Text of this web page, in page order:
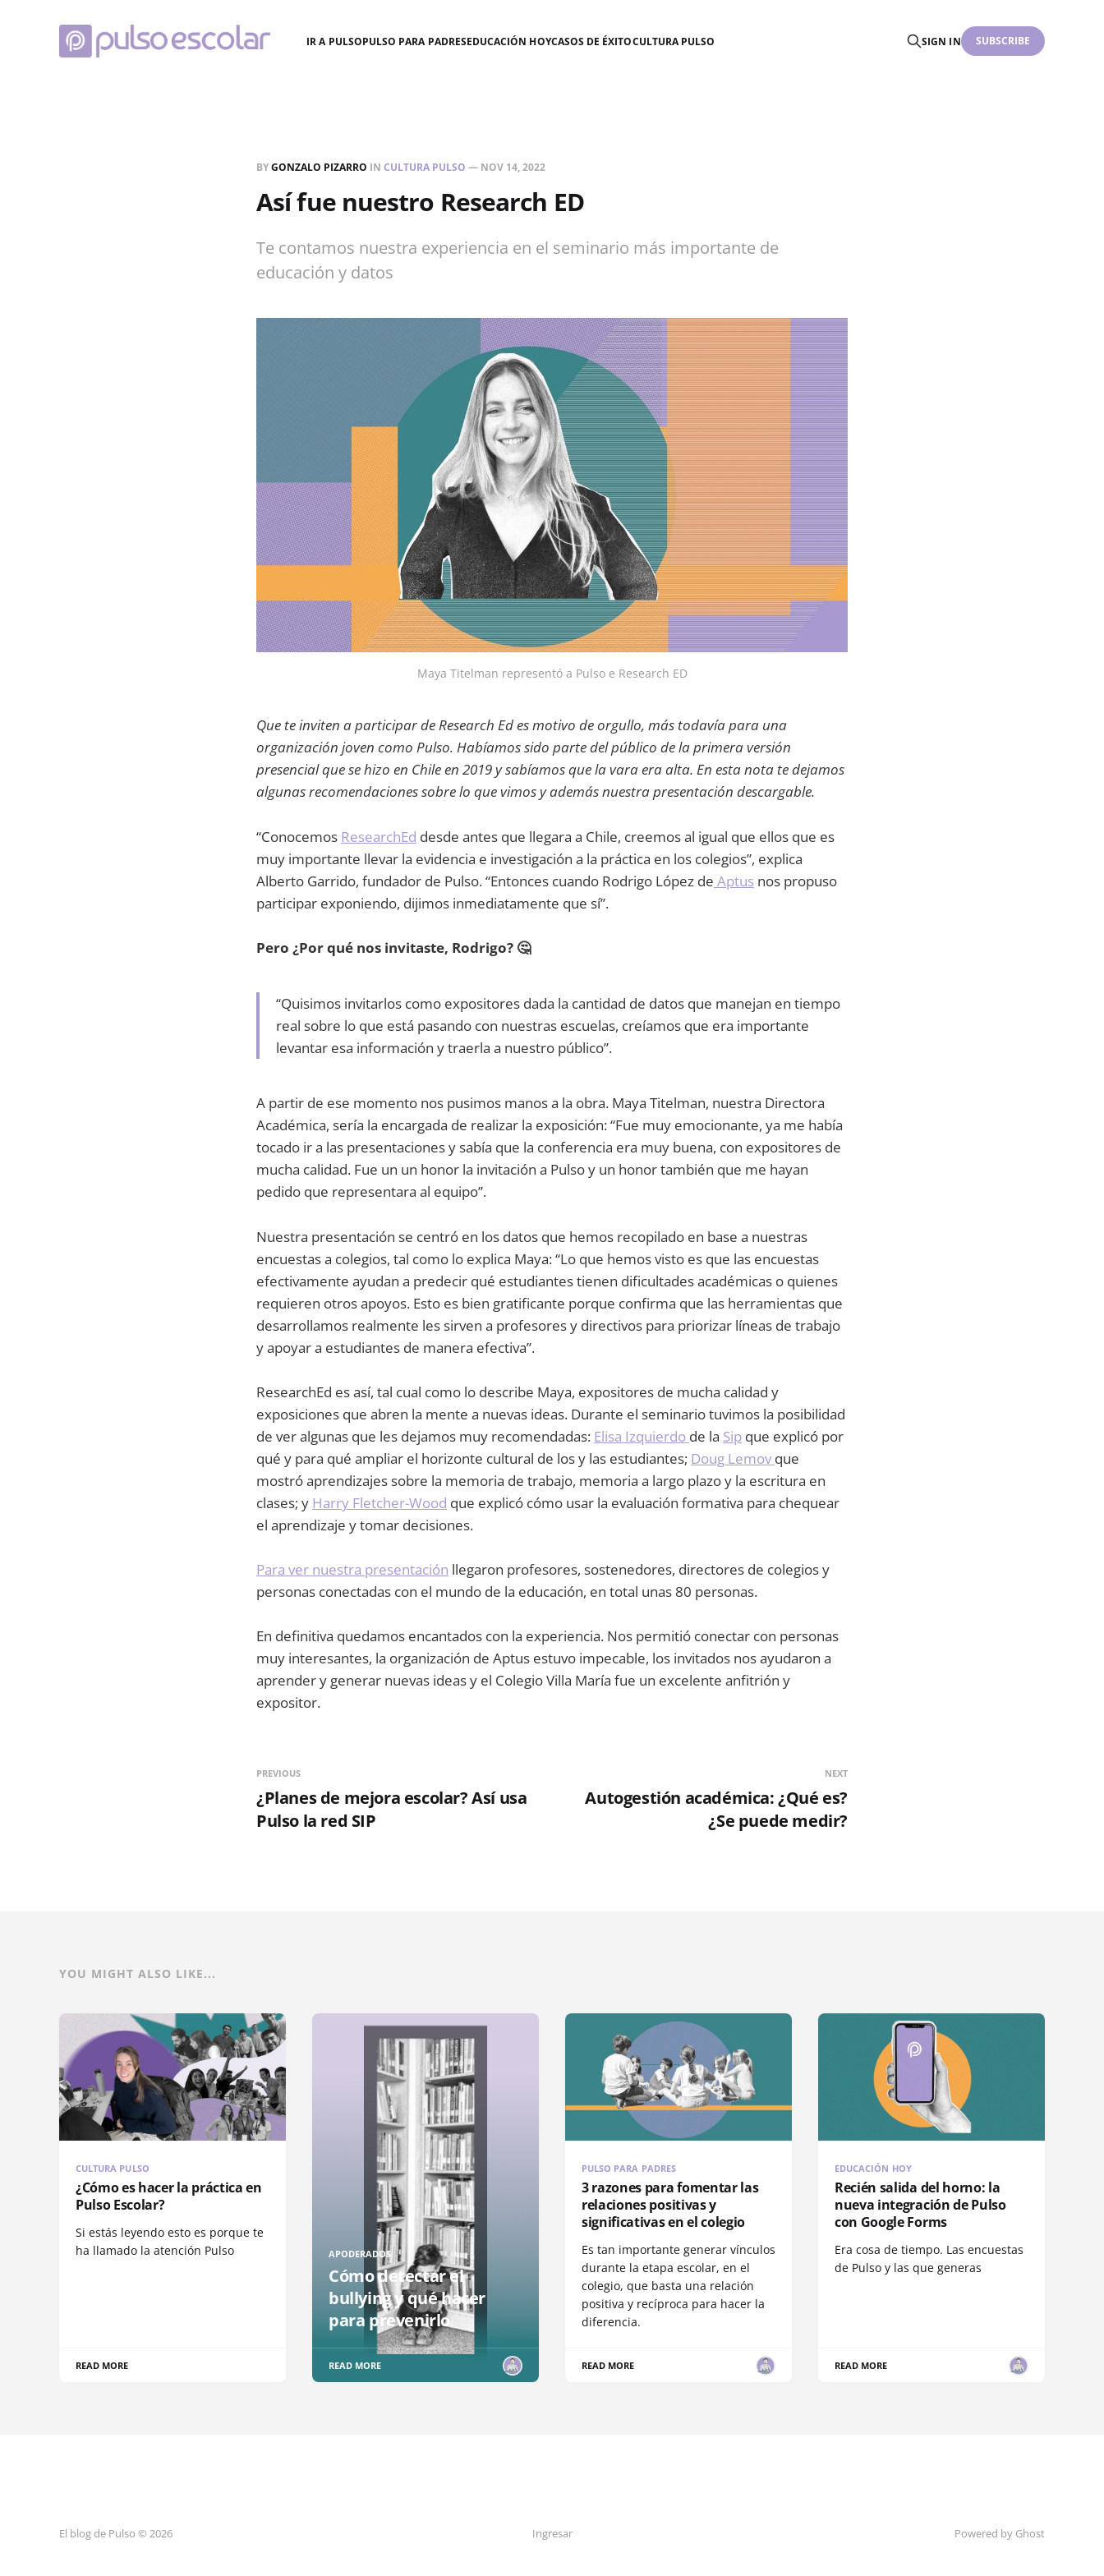
IR A PULSOPULSO PARA PADRESEDUCACIÓN HOYCASOS DE ÉXITOCULTURA PULSO SIGN IN SUBSCRIBE
BYGONZALO PIZARRO IN CULTURA PULSO — NOV 14, 2022
Así fue nuestro Research ED
Te contamos nuestra experiencia en el seminario más importante de
educación y datos
Maya Titelman representó a Pulso e Research ED
Que te inviten a participar de Research Ed es motivo de orgullo, más todavía para una
organización joven como Pulso. Habíamos sido parte del público de la primera versión
presencial que se hizo en Chile en 2019 y sabíamos que la vara era alta. En esta nota te dejamos
algunas recomendaciones sobre lo que vimos y además nuestra presentación descargable.
“Conocemos ResearchEd desde antes que llegara a Chile, creemos al igual que ellos que es
muy importante llevar la evidencia e investigación a la práctica en los colegios”, explica
Alberto Garrido, fundador de Pulso. “Entonces cuando Rodrigo López de Aptus nos propuso
participar exponiendo, dijimos inmediatamente que sí”.
Pero ¿Por qué nos invitaste, Rodrigo? 🤔
“Quisimos invitarlos como expositores dada la cantidad de datos que manejan en tiempo
real sobre lo que está pasando con nuestras escuelas, creíamos que era importante
levantar esa información y traerla a nuestro público”.
A partir de ese momento nos pusimos manos a la obra. Maya Titelman, nuestra Directora
Académica, sería la encargada de realizar la exposición: “Fue muy emocionante, ya me había
tocado ir a las presentaciones y sabía que la conferencia era muy buena, con expositores de
mucha calidad. Fue un un honor la invitación a Pulso y un honor también que me hayan
pedido que representara al equipo”.
Nuestra presentación se centró en los datos que hemos recopilado en base a nuestras
encuestas a colegios, tal como lo explica Maya: “Lo que hemos visto es que las encuestas
efectivamente ayudan a predecir qué estudiantes tienen dificultades académicas o quienes
requieren otros apoyos. Esto es bien gratificante porque confirma que las herramientas que
desarrollamos realmente les sirven a profesores y directivos para priorizar líneas de trabajo
y apoyar a estudiantes de manera efectiva”.
ResearchEd es así, tal cual como lo describe Maya, expositores de mucha calidad y
exposiciones que abren la mente a nuevas ideas. Durante el seminario tuvimos la posibilidad
de ver algunas que les dejamos muy recomendadas: Elisa Izquierdo de la Sip que explicó por
qué y para qué ampliar el horizonte cultural de los y las estudiantes; Doug Lemovque
mostró aprendizajes sobre la memoria de trabajo, memoria a largo plazo y la escritura en
clases; y Harry Fletcher-Wood que explicó cómo usar la evaluación formativa para chequear
el aprendizaje y tomar decisiones.
Para ver nuestra presentación llegaron profesores, sostenedores, directores de colegios y
personas conectadas con el mundo de la educación, en total unas 80 personas.
En definitiva quedamos encantados con la experiencia. Nos permitió conectar con personas
muy interesantes, la organización de Aptus estuvo impecable, los invitados nos ayudaron a
aprender y generar nuevas ideas y el Colegio Villa María fue un excelente anfitrión y
expositor.
PREVIOUS
¿Planes de mejora escolar? Así usa
Pulso la red SIP
NEXT
Autogestión académica: ¿Qué es?
¿Se puede medir?
YOU MIGHT ALSO LIKE...
CULTURA PULSO
¿Cómo es hacer la práctica en
Pulso Escolar?
Si estás leyendo esto es porque te
ha llamado la atención Pulso
READ MORE
APODERADOS
Cómo detectar el
bullying y qué hacer
para prevenirlo
READ MORE
PULSO PARA PADRES
3 razones para fomentar las
relaciones positivas y
significativas en el colegio
Es tan importante generar vínculos
durante la etapa escolar, en el
colegio, que basta una relación
positiva y recíproca para hacer la
diferencia.
READ MORE
EDUCACIÓN HOY
Recién salida del horno: la
nueva integración de Pulso
con Google Forms
Era cosa de tiempo. Las encuestas
de Pulso y las que generas
READ MORE
El blog de Pulso © 2026 Ingresar Powered by Ghost